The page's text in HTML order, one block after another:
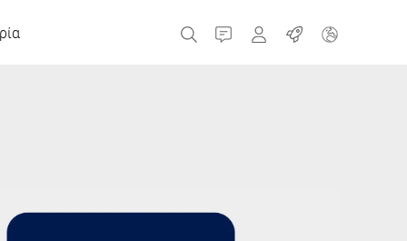
ΕπικοινωνίαMyBizerbaθέσεις εργασίας
Ελλάδα